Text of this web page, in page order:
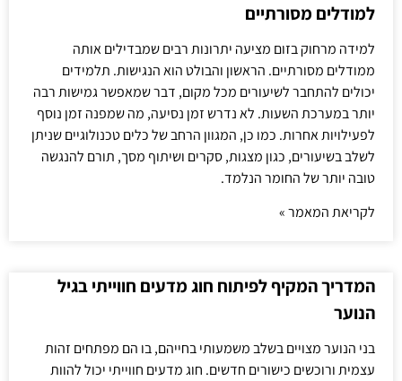
למודלים מסורתיים
למידה מרחוק בזום מציעה יתרונות רבים שמבדילים אותה
ממודלים מסורתיים. הראשון והבולט הוא הנגישות. תלמידים
יכולים להתחבר לשיעורים מכל מקום, דבר שמאפשר גמישות רבה
יותר במערכת השעות. לא נדרש זמן נסיעה, מה שמפנה זמן נוסף
לפעילויות אחרות. כמו כן, המגוון הרחב של כלים טכנולוגיים שניתן
לשלב בשיעורים, כגון מצגות, סקרים ושיתוף מסך, תורם להנגשה
טובה יותר של החומר הנלמד.
לקריאת המאמר »
המדריך המקיף לפיתוח חוג מדעים חווייתי בגיל
הנוער
בני הנוער מצויים בשלב משמעותי בחייהם, בו הם מפתחים זהות
עצמית ורוכשים כישורים חדשים. חוג מדעים חווייתי יכול להוות